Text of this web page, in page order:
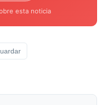
esta noticia